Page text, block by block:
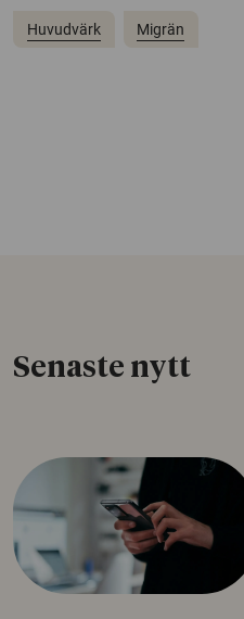
Huvudvärk Migrän
Senaste nytt